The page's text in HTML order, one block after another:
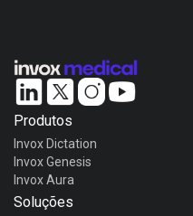
Produtos
Invox Dictation
Invox Genesis
Invox Aura
Soluções